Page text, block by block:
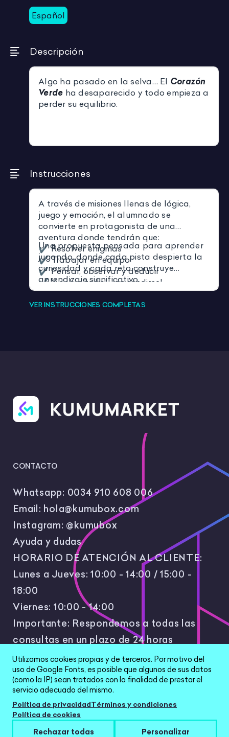
Español
Descripción
Algo ha pasado en la selva… El Corazón
Verde ha desaparecido y todo empieza a
perder su equilibrio.
Instrucciones
A través de misiones llenas de lógica,
juego y emoción, el alumnado se
convierte en protagonista de una
aventura donde tendrán que:
✔️ Resolver enigmas
✔️ Trabajar en equipo
✔️ Pensar, observar y deducir
✔️ Y, sobre todo… ¡no rendirse!
Una propuesta pensada para aprender
jugando, donde cada pista despierta la
curiosidad y cada reto construye
aprendizaje significativo.
VER INSTRUCCIONES COMPLETAS
CONTACTO
Whatsapp: 0034 910 608 006
Email: hola@kumubox.com
Instagram: @kumubox
Ayuda y dudas
HORARIO DE ATENCIÓN AL CLIENTE:
Lunes a Jueves: 10:00 - 14:00 / 15:00 -
18:00
Viernes: 10:00 - 14:00
Importante: Respondemos a todas las
consultas en un plazo de 24 horas
laborales.
All Rights Reserved © 2026 |Política de
privacidad|Términos y condiciones|Aviso Legal
Utilizamos cookies propias y de terceros. Por motivo del
uso de Google Fonts, es posible que algunos de sus datos
(como la IP) sean tratados con la finalidad de prestar el
servicio adecuado del mismo.
Política de privacidadTérminos y condiciones
Política de cookies
Rechazar todas Personalizar